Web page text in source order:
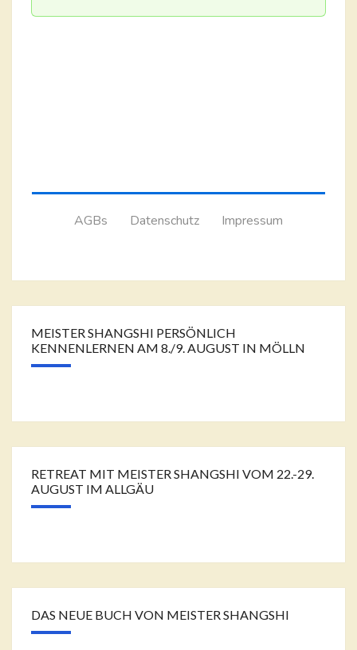
AGBs Datenschutz Impressum
MEISTER SHANGSHI PERSÖNLICH
KENNENLERNEN AM 8./9. AUGUST IN MÖLLN
RETREAT MIT MEISTER SHANGSHI VOM 22.-29.
AUGUST IM ALLGÄU
DAS NEUE BUCH VON MEISTER SHANGSHI